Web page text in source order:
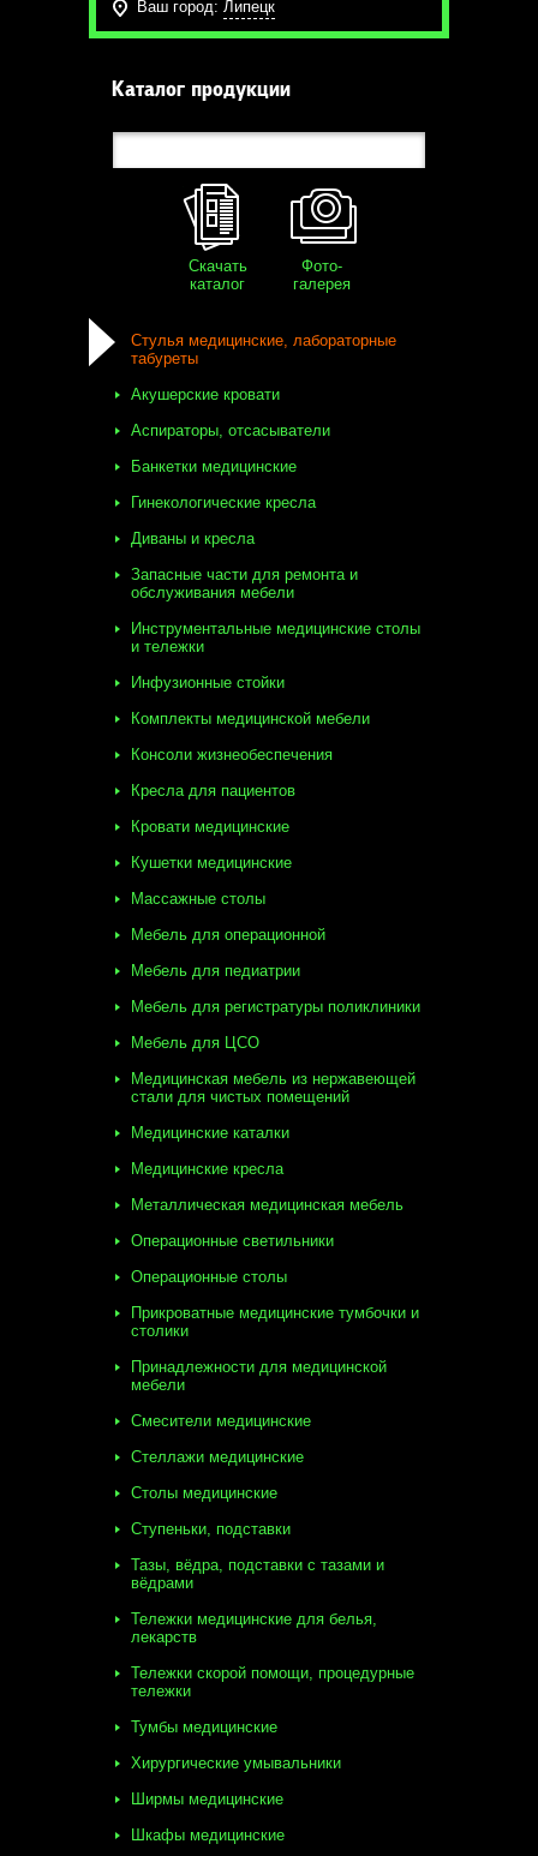
Ваш город: Липецк
Каталог продукции
Скачать
каталог
Фото-
галерея
Стулья медицинские, лабораторные
табуреты
Акушерские кровати
Аспираторы, отсасыватели
Банкетки медицинские
Гинекологические кресла
Диваны и кресла
Запасные части для ремонта и
обслуживания мебели
Инструментальные медицинские столы
и тележки
Инфузионные стойки
Комплекты медицинской мебели
Консоли жизнеобеспечения
Кресла для пациентов
Кровати медицинские
Кушетки медицинские
Массажные столы
Мебель для операционной
Мебель для педиатрии
Мебель для регистратуры поликлиники
Мебель для ЦСО
Медицинская мебель из нержавеющей
стали для чистых помещений
Медицинские каталки
Медицинские кресла
Металлическая медицинская мебель
Операционные светильники
Операционные столы
Прикроватные медицинские тумбочки и
столики
Принадлежности для медицинской
мебели
Смесители медицинские
Стеллажи медицинские
Столы медицинские
Ступеньки, подставки
Тазы, вёдра, подставки с тазами и
вёдрами
Тележки медицинские для белья,
лекарств
Тележки скорой помощи, процедурные
тележки
Тумбы медицинские
Хирургические умывальники
Ширмы медицинские
Шкафы медицинские